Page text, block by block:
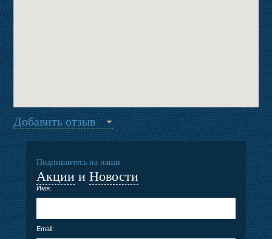
Добавить отзыв
Подпишитесь на наши
Акции и Новости
Имя:
Email: